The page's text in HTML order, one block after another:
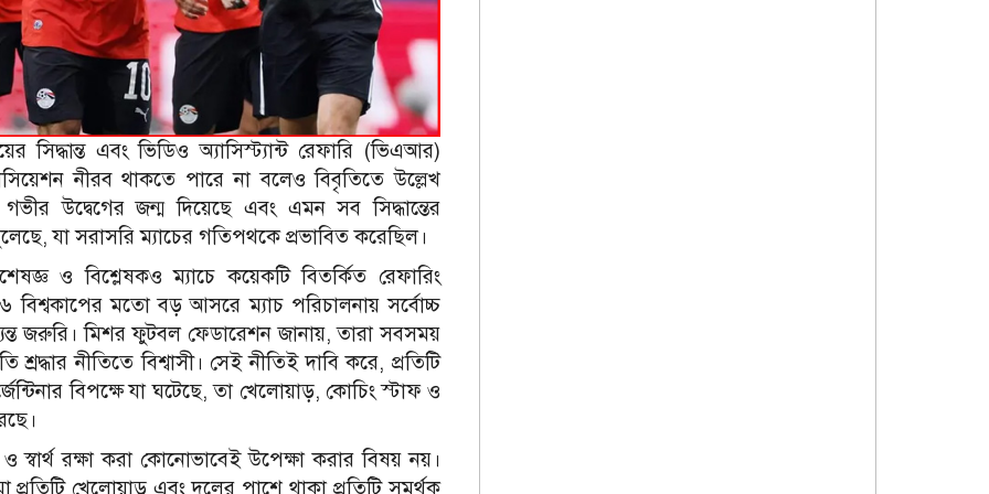
সিদ্ধান্ত এবং ভিডিও অ্যাসিস্ট্যান্ট রেফারি (ভিএআর)
নীরব থাকতে পারে না বলেও বিবৃতিতে উল্লেখ
উদ্বেগের জন্ম দিয়েছে এবং এমন সব সিদ্ধান্তের
যা সরাসরি ম্যাচের গতিপথকে প্রভাবিত করেছিল।
ও বিশ্লেষকও ম্যাচে কয়েকটি বিতর্কিত রেফারিং
বিশ্বকাপের মতো বড় আসরে ম্যাচ পরিচালনায় সর্বোচ্চ
জরুরি।মিশর ফুটবল ফেডারেশন জানায়, তারা সবসময়
নীতিতে বিশ্বাসী। সেই নীতিই দাবি করে, প্রতিটি
বিপক্ষে যা ঘটেছে, তা খেলোয়াড়, কোচিং স্টাফ ও
রক্ষা করা কোনোভাবেই উপেক্ষা করার বিষয় নয়।
প্রতিটি খেলোয়াড় এবং দলের পাশে থাকা প্রতিটি সমর্থক